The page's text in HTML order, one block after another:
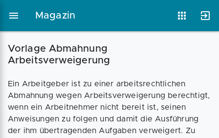
Magazin
Magazin
Angebote Coaching
Vorlage Abmahnung
Arbeitsverweigerung
Ein Arbeitgeber ist zu einer arbeitsrechtlichen
Abmahnung wegen Arbeitsverweigerung berechtigt,
wenn ein Arbeitnehmer nicht bereit ist, seinen
Anweisungen zu folgen und damit die Ausführung
der ihm übertragenden Aufgaben verweigert. Zu